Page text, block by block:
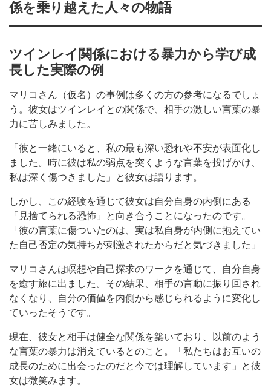
係を乗り越えた人々の物語
ツインレイ関係における暴力から学び成
長した実際の例
マリコさん（仮名）の事例は多くの方の参考になるでしょ
う。彼女はツインレイとの関係で、相手の激しい言葉の暴
力に苦しみました。
「彼と一緒にいると、私の最も深い恐れや不安が表面化し
ました。時に彼は私の弱点を突くような言葉を投げかけ、
私は深く傷つきました」と彼女は語ります。
しかし、この経験を通じて彼女は自分自身の内側にある
「見捨てられる恐怖」と向き合うことになったのです。
「彼の言葉に傷ついたのは、実は私自身が内側に抱えてい
た自己否定の気持ちが刺激されたからだと気づきました」
マリコさんは瞑想や自己探求のワークを通じて、自分自身
を癒す旅に出ました。その結果、相手の言動に振り回され
なくなり、自分の価値を内側から感じられるように変化し
ていったそうです。
現在、彼女と相手は健全な関係を築いており、以前のよう
な言葉の暴力は消えているとのこと。「私たちはお互いの
成長のために出会ったのだと今では理解しています」と彼
女は微笑みます。